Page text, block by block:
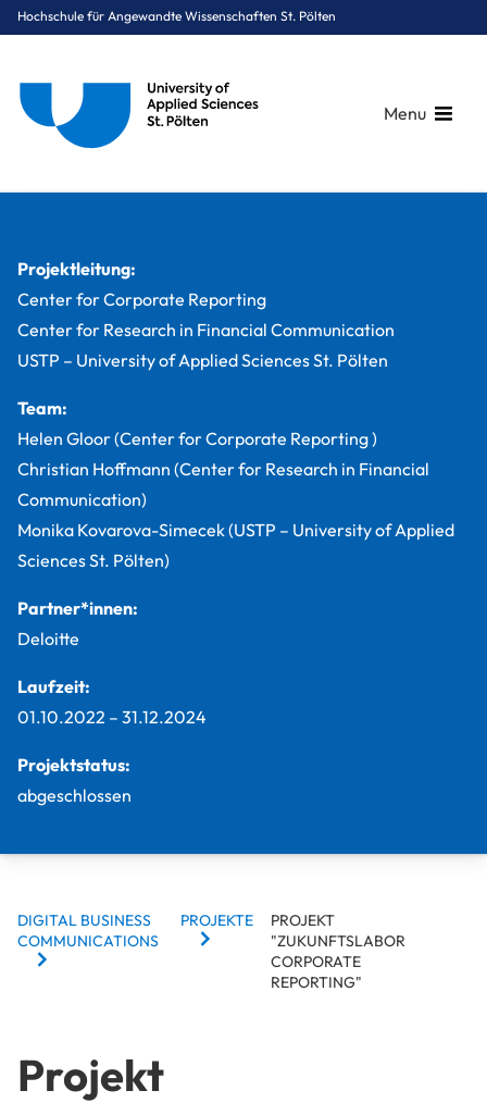
Hochschule für Angewandte Wissenschaften St. Pölten
Menu
Projektleitung:
Center for Corporate Reporting
Center for Research in Financial Communication
USTP – University of Applied Sciences St. Pölten
Team:
Helen Gloor (Center for Corporate Reporting )
Christian Hoffmann (Center for Research in Financial
Communication)
Monika Kovarova-Simecek (USTP – University of Applied
Sciences St. Pölten)
Partner*innen:
Deloitte
Laufzeit:
01.10.2022 – 31.12.2024
Projektstatus:
abgeschlossen
BREADCRUMBS
DIGITAL BUSINESS
COMMUNICATIONS
PROJEKTE
PROJEKT
"ZUKUNFTSLABOR
CORPORATE
REPORTING"
Projekt